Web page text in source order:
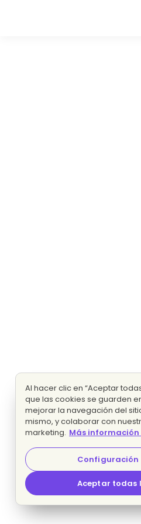
Al hacer clic en “Aceptar
que las cookies se guarden
mejorar la navegación del
mismo, y colaborar con
marketing. Más
Configuración
Aceptar todas